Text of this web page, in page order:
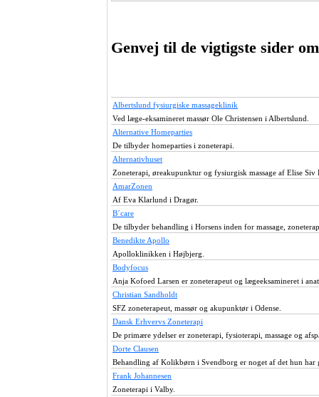
Genvej til de vigtigste sider
Albertslund fysiurgiske massageklinik
Ved læge-eksamineret massør Ole Christensen i Albertslund.
Alternative Homeparties
De tilbyder homeparties i zoneterapi.
Alternativhuset
Zoneterapi, øreakupunktur og fysiurgisk massage af Elise Siv
AmarZonen
Af Eva Klarlund i Dragør.
B´care
De tilbyder behandling i Horsens inden for massage,
Benedikte Apollo
Apolloklinikken i Højbjerg.
Bodyfocus
Anja Kofoed Larsen er zoneterapeut og lægeeksamineret i
Christian Sandholdt
SFZ zoneterapeut, massør og akupunktør i Odense.
Dansk Erhvervs Zoneterapi
De primære ydelser er zoneterapi, fysioterapi, massage og
Dorte Clausen
Behandling af Kolikbørn i Svendborg er noget af det hun har
Frank Johannesen
Zoneterapi i Valby.